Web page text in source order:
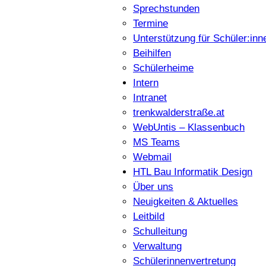
Sprechstunden
Termine
Unterstützung für
Beihilfen
Schülerheime
Intern
Intranet
trenkwalderstraße.at
WebUntis – Klassenbuch
MS Teams
Webmail
HTL Bau Informatik Design
Über uns
Neuigkeiten & Aktuelles
Leitbild
Schulleitung
Verwaltung
Schülerinnenvertretung